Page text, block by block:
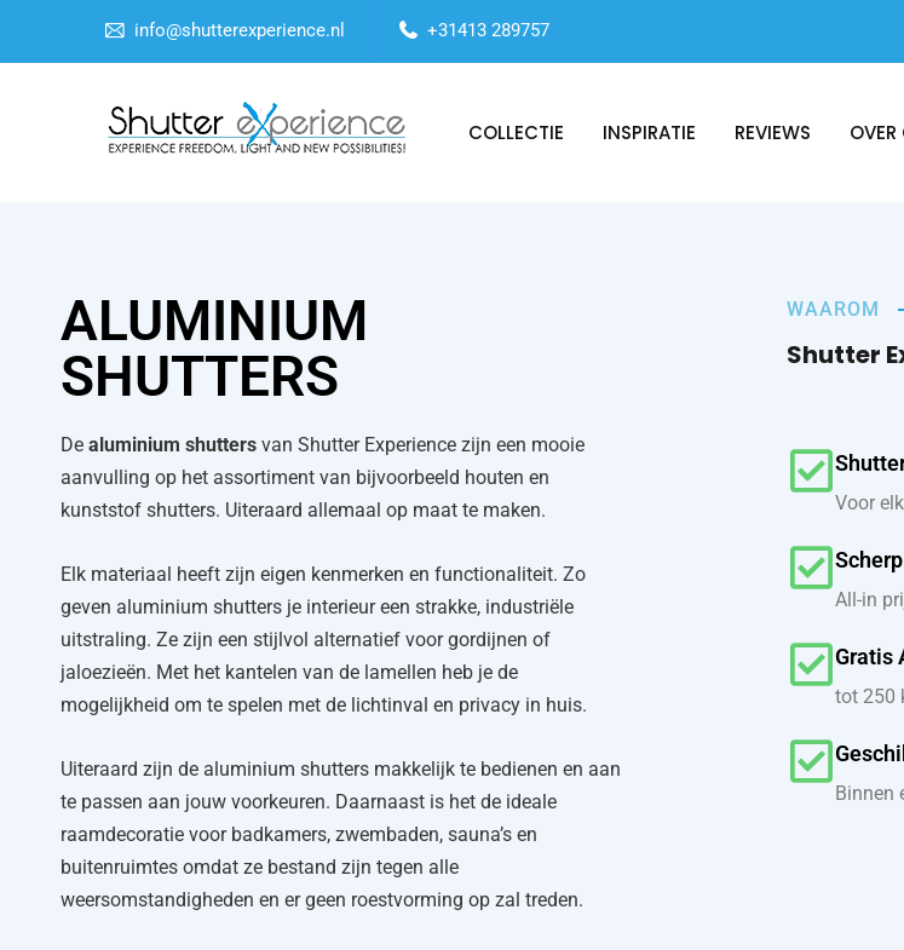
info@shutterexperience.nl +31413 289757
COLLECTIE INSPIRATIE REVIEWS OVER
ALUMINIUM
SHUTTERS
De aluminium shutters van Shutter Experience zijn een mooie
aanvulling op het assortiment van bijvoorbeeld houten en
kunststof shutters. Uiteraard allemaal op maat te maken.
Elk materiaal heeft zijn eigen kenmerken en functionaliteit. Zo
geven aluminium shutters je interieur een strakke, industriële
uitstraling. Ze zijn een stijlvol alternatief voor gordijnen of
jaloezieën. Met het kantelen van de lamellen heb je de
mogelijkheid om te spelen met de lichtinval en privacy in huis.
Uiteraard zijn de aluminium shutters makkelijk te bedienen en aan
te passen aan jouw voorkeuren. Daarnaast is het de ideale
raamdecoratie voor badkamers, zwembaden, sauna’s en
buitenruimtes omdat ze bestand zijn tegen alle
weersomstandigheden en er geen roestvorming op zal treden.
WAAROM
Shutter
Voor
All-in
Gratis
tot 250
Binnen